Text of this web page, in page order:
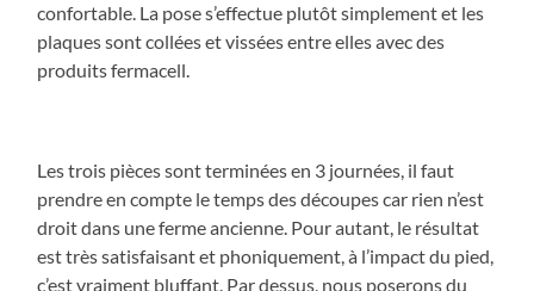
confortable. La pose s’effectue plutôt simplement et les
plaques sont collées et vissées entre elles avec des
produits fermacell.
Les trois pièces sont terminées en 3 journées, il faut
prendre en compte le temps des découpes car rien n’est
droit dans une ferme ancienne. Pour autant, le résultat
est très satisfaisant et phoniquement, à l’impact du pied,
c’est vraiment bluffant. Par dessus, nous poserons du